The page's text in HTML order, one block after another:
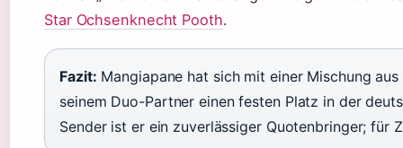
Star Ochsenknecht Pooth.
Fazit: Mangiapane hat sich mit einer Mischung
seinem Duo-Partner einen festen Platz in der
Sender ist er ein zuverlässiger Quotenbringer; für